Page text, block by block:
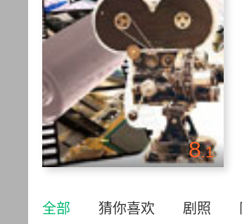
8.1
全部 猜你喜欢 剧照